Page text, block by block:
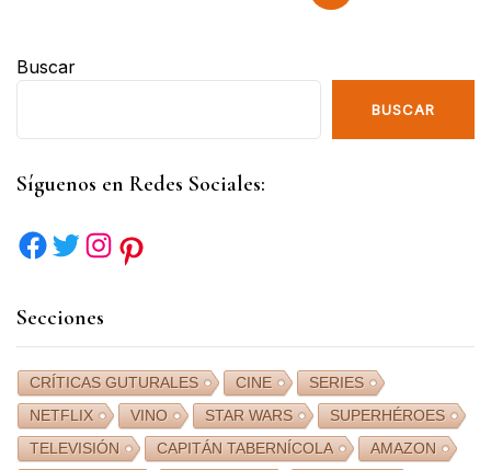
Buscar
BUSCAR
Síguenos en Redes Sociales:
Secciones
CRÍTICAS GUTURALES CINE
SERIES
NETFLIX
VINO STAR WARS
SUPERHÉROES
TELEVISIÓN
CAPITÁN TABERNÍCOLA
AMAZON